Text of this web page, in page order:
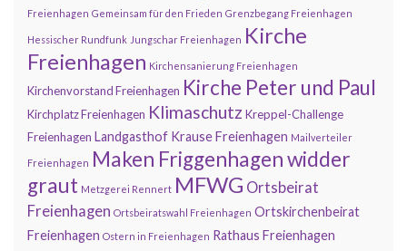
Freienhagen Gemeinsam für den Frieden Grenzbegang Freienhagen
Hessischer Rundfunk Jungschar Freienhagen Kirche
Freienhagen Kirchensanierung Freienhagen
Kirchenvorstand Freienhagen Kirche Peter und Paul
Kirchplatz Freienhagen Klimaschutz Kreppel-Challenge
Freienhagen Landgasthof Krause Freienhagen Mailverteiler
Freienhagen Maken Friggenhagen widder
graut Metzgerei Rennert MFWG Ortsbeirat
Freienhagen Ortsbeiratswahl Freienhagen Ortskirchenbeirat
Freienhagen Ostern in Freienhagen Rathaus Freienhagen